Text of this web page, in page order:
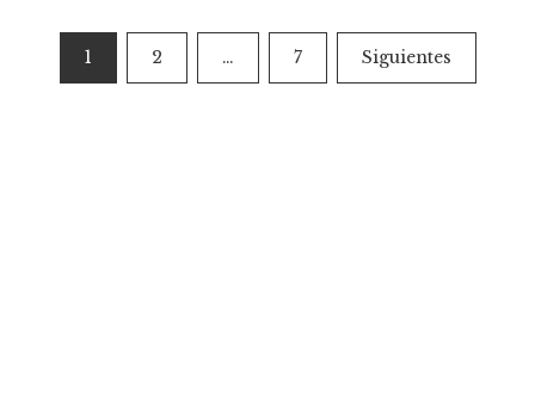
Paginación
de
1 2 … 7 Siguientes